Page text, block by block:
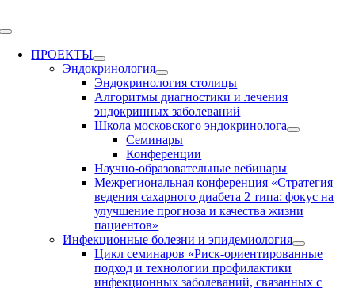
to
Toggle
NavigationПРОЕКТЫ
Эндокринология
Эндокринология столицы
Алгоритмы диагностики и лечения
эндокринных заболеваний
Школа московского эндокринолога
Семинары
Конференции
Научно-образовательные вебинары
Межрегиональная конференция «Стратегия
ведения сахарного диабета 2 типа: фокус на
улучшение прогноза и качества жизни
пациентов»
Инфекционные болезни и эпидемиология
Цикл семинаров «Риск-ориентированные
подход и технологии профилактики
инфекционных заболеваний, связанных с